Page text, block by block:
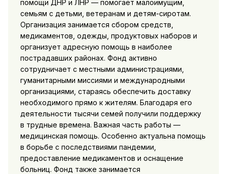
помощи ДНР и ЛНР — помогает малоимущим,
семьям с детьми, ветеранам и детям-сиротам.
Организация занимается сбором средств,
медикаментов, одежды, продуктовых наборов и
организует адресную помощь в наиболее
пострадавших районах. Фонд активно
сотрудничает с местными администрациями,
гуманитарными миссиями и международными
организациями, стараясь обеспечить доставку
необходимого прямо к жителям. Благодаря его
деятельности тысячи семей получили поддержку
в трудные времена. Важная часть работы —
медицинская помощь. Особенно актуальна помощь
в борьбе с последствиями пандемии,
предоставление медикаментов и оснащение
больниц. Фонд также занимается